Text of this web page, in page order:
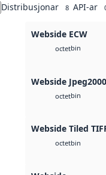
Distribusjonar 8 API-ar
Webside ECW
octetbin
Webside Jpeg2000
octetbin
Webside Tiled
octetbin